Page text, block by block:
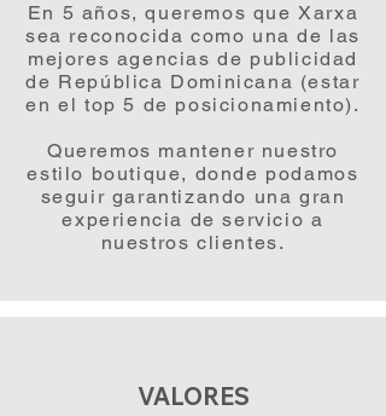
En 5 años, queremos que Xarxa
sea reconocida como una de las
mejores agencias de publicidad
de República Dominicana (estar
en el top 5 de posicionamiento).
Queremos mantener nuestro
estilo boutique, donde podamos
seguir garantizando una gran
experiencia de servicio a
nuestros clientes.
VALORES